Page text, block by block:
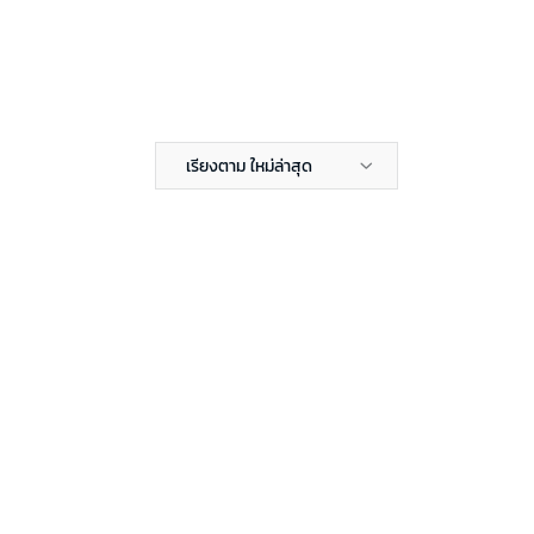
เรียงตาม ใหม่ล่าสุด